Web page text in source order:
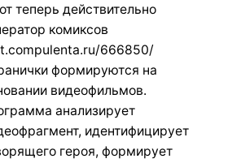
теперь действительно
комиксов
666850/
формируются на
видеофильмов.
анализирует
идентифицирует
героя, формирует